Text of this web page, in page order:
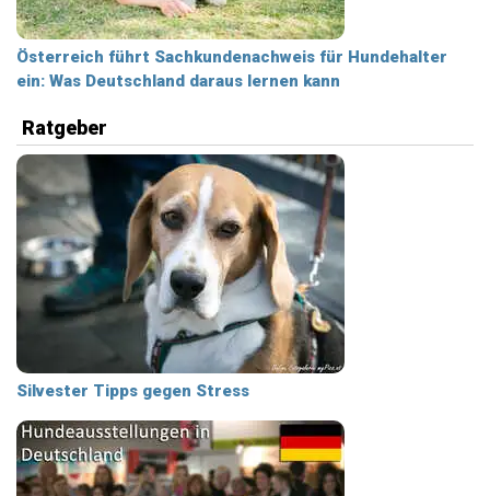
Österreich führt Sachkundenachweis für Hundehalter
ein: Was Deutschland daraus lernen kann
Ratgeber
Silvester Tipps gegen Stress